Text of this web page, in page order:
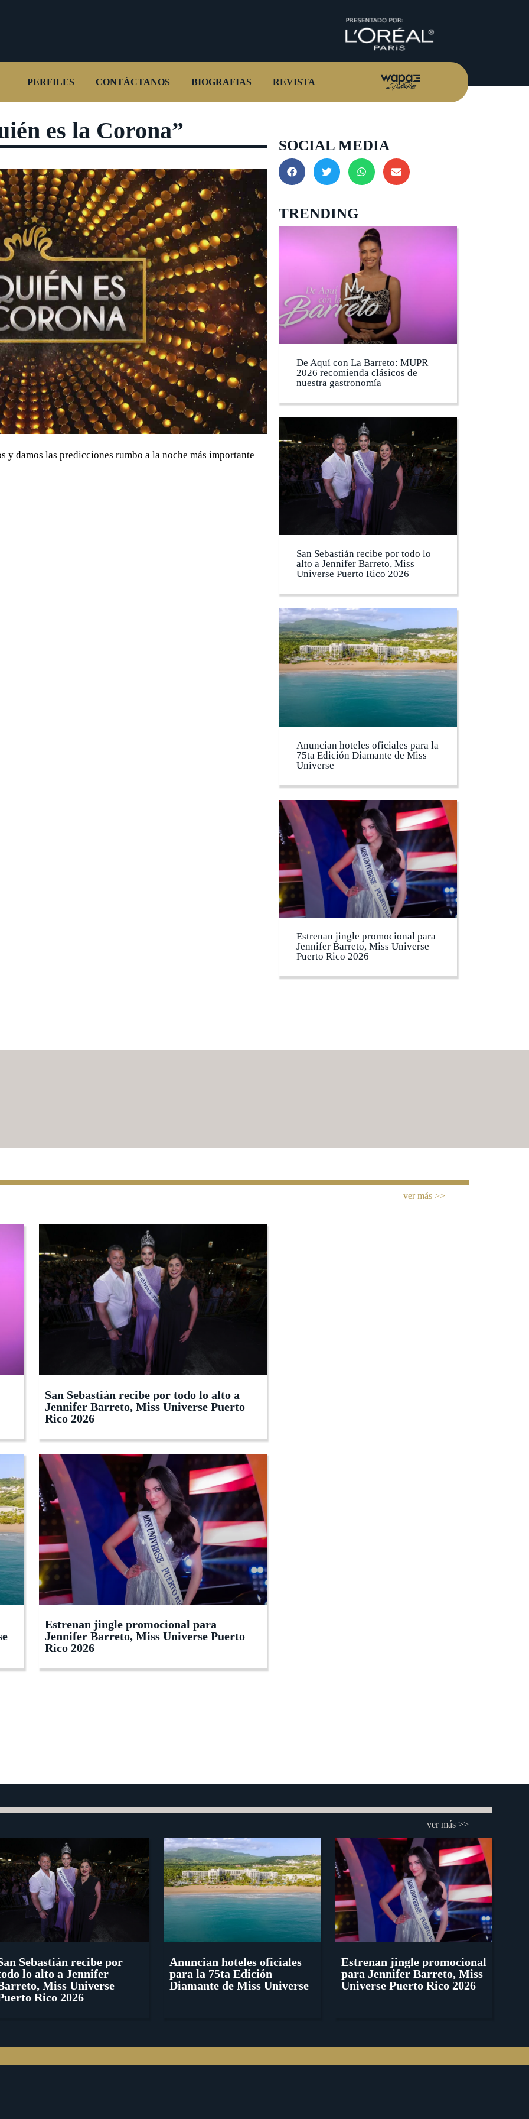
PERFILES CONTÁCTANOS BIOGRAFIAS REVISTA
es la Corona”
y damos las predicciones rumbo a la noche más importante
SOCIAL MEDIA
TRENDING
De Aquí con La Barreto: MUPR
2026 recomienda clásicos de
nuestra gastronomía
San Sebastián recibe por todo lo
alto a Jennifer Barreto, Miss
Universe Puerto Rico 2026
Anuncian hoteles oficiales para la
75ta Edición Diamante de Miss
Universe
Estrenan jingle promocional para
Jennifer Barreto, Miss Universe
Puerto Rico 2026
ver más >>
San Sebastián recibe por todo lo alto a
Jennifer Barreto, Miss Universe Puerto
Rico 2026
Estrenan jingle promocional para
Jennifer Barreto, Miss Universe Puerto
Rico 2026
ver más >>
Sebastián recibe por
lo alto a Jennifer
Miss Universe
Rico 2026
Anuncian hoteles oficiales
para la 75ta Edición
Diamante de Miss Universe
Estrenan jingle promocional
para Jennifer Barreto, Miss
Universe Puerto Rico 2026